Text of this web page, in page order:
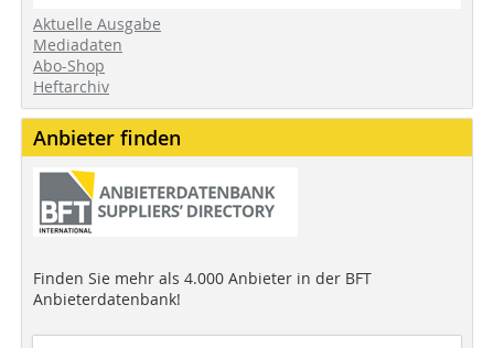
Aktuelle Ausgabe
Mediadaten
Abo-Shop
Heftarchiv
Anbieter finden
Finden Sie mehr als 4.000 Anbieter in der BFT
Anbieterdatenbank!